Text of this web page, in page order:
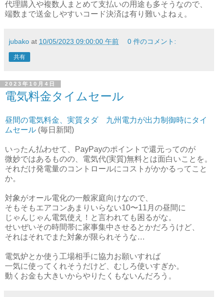
代理購入や複数人まとめて支払いの用途も多そうなので、
端数まで送金しやすいコード決済は有り難いよねぇ。
jubako at 10/05/2023 09:00:00 午前 0 件のコメント:
共有
2023年10月4日
電気料金タイムセール
昼間の電気料金、実質タダ 九州電力が出力制御時にタイ
ムセール (毎日新聞)
いったん払わせて、PayPayのポイントで還元ってのが
微妙ではあるものの、電気代(実質)無料とは面白いことを。
それだけ発電量のコントロールにコストがかかるってこと
か。
対象がオール電化の一般家庭向けなので、
そもそもエアコンあまりいらない10〜11月の昼間に
じゃんじゃん電気使え！と言われても困るがな。
せいぜいその時間帯に家事集中させるとかだろうけど、
それはそれでまた対象が限られそうな…
電気炉とか使う工場相手に協力お願いすれば
一気に使ってくれそうだけど、むしろ使いすぎか。
動くお金も大きいからやりたくもないんだろう。